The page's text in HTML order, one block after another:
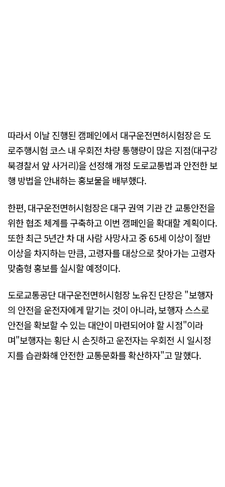
따라서 이날 진행된 캠페인에서 대구운전면허시험장은 도
로주행시험 코스 내 우회전 차량 통행량이 많은 지점(대구강
북경찰서 앞 사거리)을 선정해 개정 도로교통법과 안전한 보
행 방법을 안내하는 홍보물을 배부했다.
한편, 대구운전면허시험장은 대구 권역 기관 간 교통안전을
위한 협조 체계를 구축하고 이번 캠페인을 확대할 계획이다.
또한 최근 5년간 차 대 사람 사망사고 중 65세 이상이 절반
이상을 차지하는 만큼, 고령자를 대상으로 찾아가는 고령자
맞춤형 홍보를 실시할 예정이다.
도로교통공단 대구운전면허시험장 노유진 단장은 "보행자
의 안전을 운전자에게 맡기는 것이 아니라, 보행자 스스로
안전을 확보할 수 있는 대안이 마련되어야 할 시점"이라
며"보행자는 횡단 시 손짓하고 운전자는 우회전 시 일시정
지를 습관화해 안전한 교통문화를 확산하자"고 말했다.